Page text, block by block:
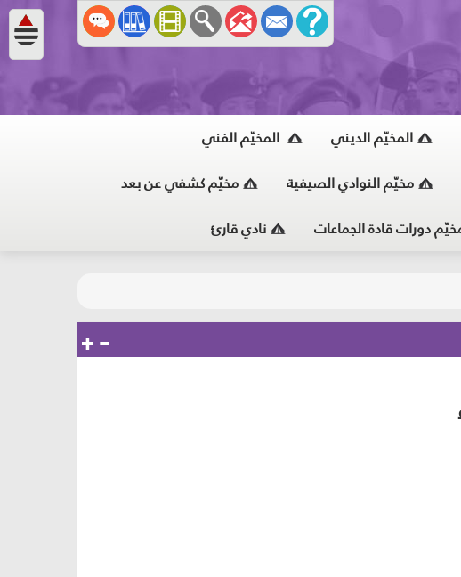
المخيّم الديني المخيّم الفني
مخيّم النوادي الصيفية مخيّم كشفي عن بعد
دورات قادة الجماعات نادي قارئ